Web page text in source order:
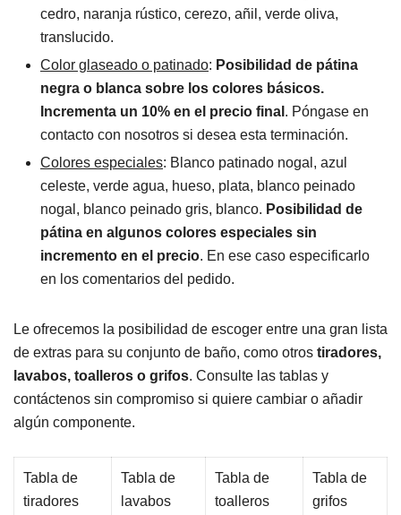
cedro, naranja rústico, cerezo, añil, verde oliva,
translucido.
Color glaseado o patinado: Posibilidad de pátina
negra o blanca sobre los colores básicos.
Incrementa un 10% en el precio final . Póngase en
contacto con nosotros si desea esta terminación.
Colores especiales: Blanco patinado nogal, azul
celeste, verde agua, hueso, plata, blanco peinado
nogal, blanco peinado gris, blanco. Posibilidad de
pátina en algunos colores especiales sin
incremento en el precio. En ese caso especificarlo
en los comentarios del pedido.
Le ofrecemos la posibilidad de escoger entre una gran lista
de extras para su conjunto de baño, como otros tiradores,
lavabos, toalleros o grifos. Consulte las tablas y
contáctenos sin compromiso si quiere cambiar o añadir
algún componente.
Tabla de
tiradores
Tabla de
lavabos
Tabla de
toalleros
Tabla de
grifos